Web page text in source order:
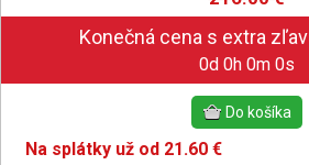
0d 0h 0m 0s
Na splátky už od 21.60 €